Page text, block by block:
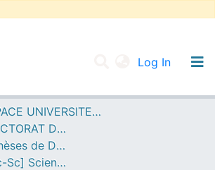
Log In
D.L SIDI BEL ABBES
--> DSPACE UNIVERSITE DJILALLI LIABES DE SIDI BEL ABBES
A--> VICE-RECTORAT DE LA POST-GRADUATION
2- [ VRPG] Thèses de Doctorat en Sciences
- [ VRPG-Doc-Sc] Sciences juridiques --- علوم قانونية